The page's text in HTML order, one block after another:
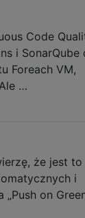
Code
i SonarQube
Foreach VM,
…
że jest to
i
on